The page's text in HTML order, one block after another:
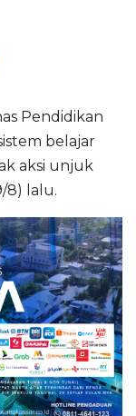
Pendidikan
belajar
aksi unjuk
8) lalu.